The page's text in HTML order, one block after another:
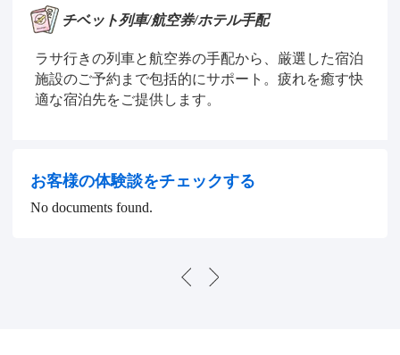
チベット列車/航空券/ホテル手配
ラサ行きの列車と航空券の手配から、厳選した宿泊
施設のご予約まで包括的にサポート。疲れを癒す快
適な宿泊先をご提供します。
お客様の体験談をチェックする
No documents found.